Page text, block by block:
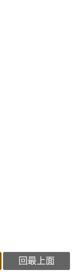
回最上面